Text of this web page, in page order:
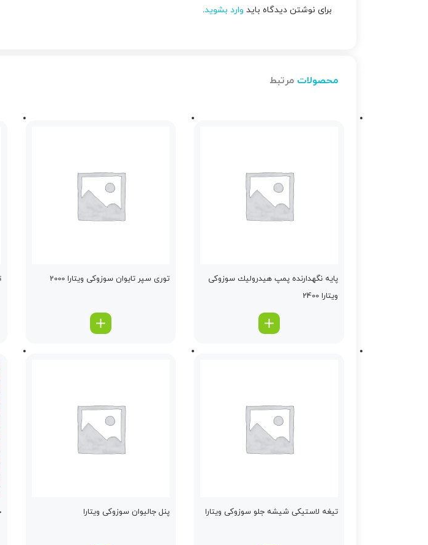
برای نوشتن دیدگاه باید وارد بشوید.
محصولات مرتبط
پایه نگهدارنده پمپ هیدرولیك سوزوکی
ویتارا 2400
توری سپر تایوان سوزوکی ویتارا 2000
تیغه لاستیكی شیشه جلو سوزوکی ویتارا پنل جالیوان سوزوکی ویتارا